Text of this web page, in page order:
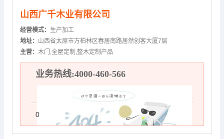
山西广千木业有限公司
经营模式： 生产加工
地址： 山西省太原市万柏林区春居南路居然创客大厦7层
主营： 木门,全屋定制,整木定制产品
业务热线:4000-460-566
0